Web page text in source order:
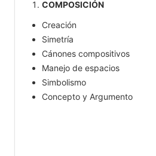
COMPOSICIÓN
Creación
Simetría
Cánones compositivos
Manejo de espacios
Simbolismo
Concepto y Argumento